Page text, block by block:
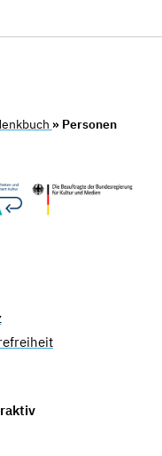
» Personen